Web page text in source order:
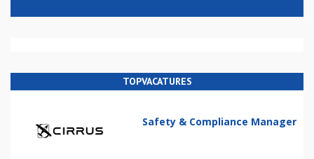
TOPVACATURES
Safety & Compliance Manager